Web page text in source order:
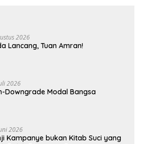
2026
Lancang, Tuan Amran!
2026
Downgrade Modal Bangsa
2026
Kampanye bukan Kitab Suci yang